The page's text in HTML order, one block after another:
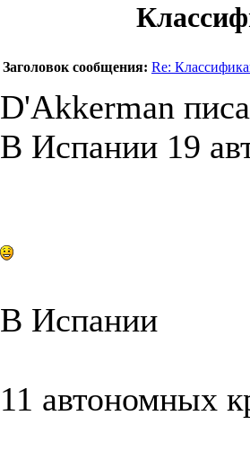
Заголовок сообщения: Re:
D'Akkerman
В Испании 19
В Испании
11 автономных